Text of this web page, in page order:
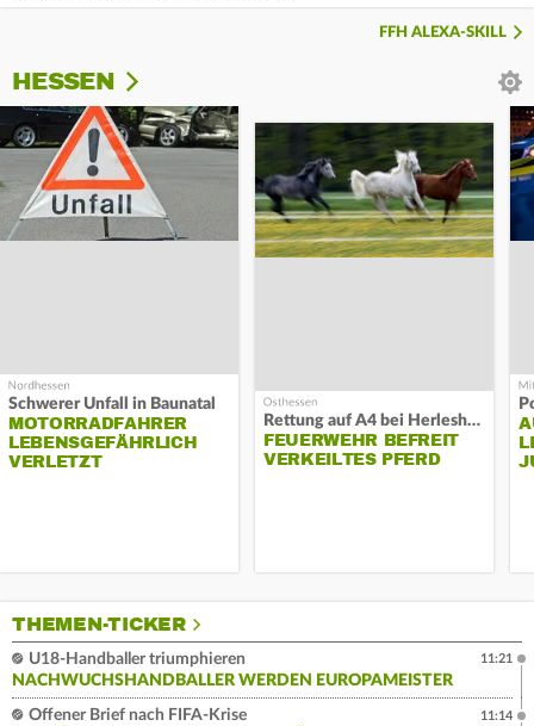
FFH ALEXA-SKILL
HESSEN
Schwerer Unfall in Baunatal
MOTORRADFAHRER
LEBENSGEFÄHRLICH
VERLETZT
Rettung auf A4 bei Herleshausen
FEUERWEHR BEFREIT
VERKEILTES PFERD
THEMEN-TICKER
U18-Handballer triumphieren
NACHWUCHSHANDBALLER WERDEN EUROPAMEISTER
11:21
Offener Brief nach FIFA-Krise
11:14